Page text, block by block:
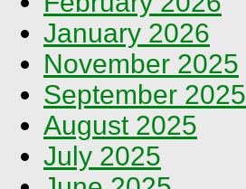
January 2026
November 2025
September 2025
August 2025
July 2025